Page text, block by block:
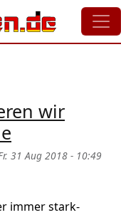
wir
31 Aug 2018 - 10:49
immer stark-